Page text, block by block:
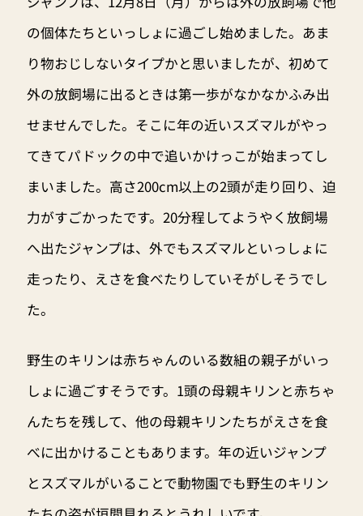
の個体たちといっしょに過ごし始めました。あま
り物おじしないタイプかと思いましたが、初めて
外の放飼場に出るときは第一歩がなかなかふみ出
せませんでした。そこに年の近いスズマルがやっ
てきてパドックの中で追いかけっこが始まってし
まいました。高さ200cm以上の2頭が走り回り、迫
力がすごかったです。20分程してようやく放飼場
へ出たジャンプは、外でもスズマルといっしょに
走ったり、えさを食べたりしていそがしそうでし
た。
野生のキリンは赤ちゃんのいる数組の親子がいっ
しょに過ごすそうです。1頭の母親キリンと赤ちゃ
んたちを残して、他の母親キリンたちがえさを食
べに出かけることもあります。年の近いジャンプ
とスズマルがいることで動物園でも野生のキリン